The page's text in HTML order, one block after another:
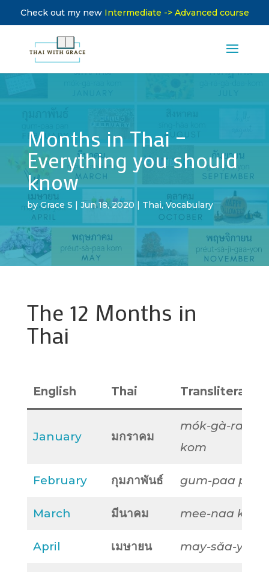
Check out my new Intermediate -> Advanced course
Months in Thai –
Everything you should
know
by Grace S | Jun 18, 2020 | Thai, Vocabulary
The 12 Months in
Thai
English Thai Transliteration
January มกราคม
mók-gà-raa
kom
February กุมภาพันธ์ gum-paa pan
March มีนาคม mee-naa kom
April เมษายน may-săa-yon